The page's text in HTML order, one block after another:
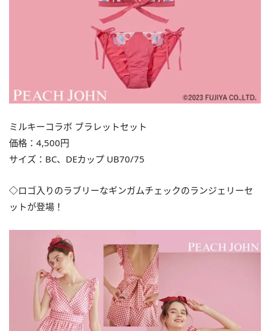
ミルキーコラボ ブラレットセット
価格：4,500円
サイズ：BC、DEカップ UB70/75
◇ロゴ入りのラブリーなギンガムチェックのランジェリーセ
ットが登場！